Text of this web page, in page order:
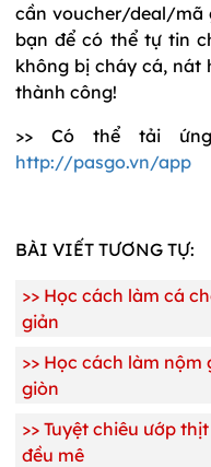
cần voucher/deal/mã
bạn để có thể tự tin
không bị cháy cá, nát
thành công!
>> Có thể tải
http://pasgo.vn/app
BÀI VIẾT TƯƠNG TỰ:
>> Học cách làm cá
giản
>> Học cách làm nộm
giòn
>> Tuyệt chiêu ướp
đều mê